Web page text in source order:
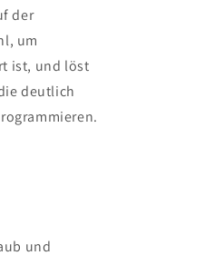
der
um
ist, und löst
deutlich
und